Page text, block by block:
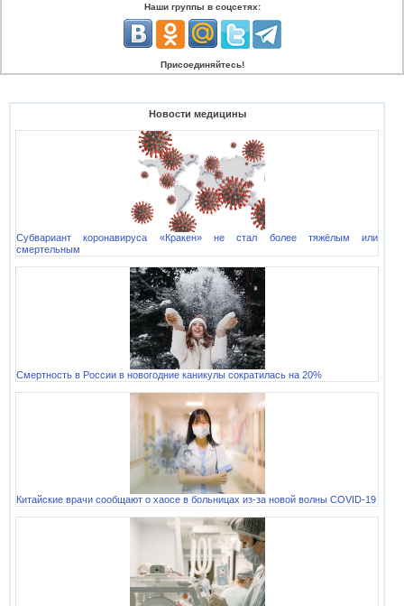
Наши группы в соцсетях:
Присоединяйтесь!
Новости медицины
Субвариант коронавируса «Кракен» не стал более тяжёлым или
смертельным
Смертность в России в новогодние каникулы сократилась на 20%
Китайские врачи сообщают о хаосе в больницах из-за новой волны COVID-19